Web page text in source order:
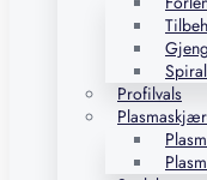
Profilvals